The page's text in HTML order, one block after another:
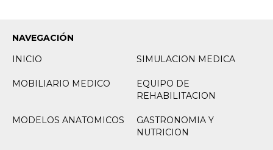
NAVEGACIÓN
INICIO
SIMULACION MEDICA
MOBILIARIO MEDICO
EQUIPO DE
REHABILITACION
MODELOS ANATOMICOS
GASTRONOMIA Y
NUTRICION